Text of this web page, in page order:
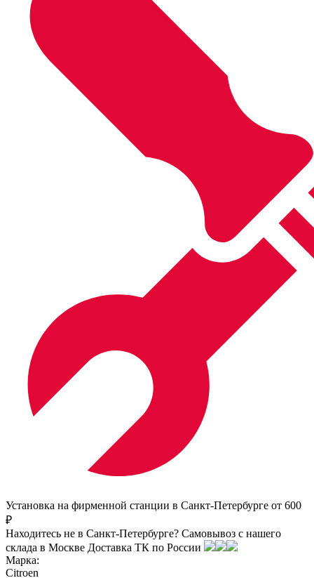
Установка на фирменной станции в Санкт-Петербурге от 600
₽
Находитесь не в Санкт-Петербурге? Самовывоз с нашего
склада в Москве Доставка ТК по России
Марка:
Citroen